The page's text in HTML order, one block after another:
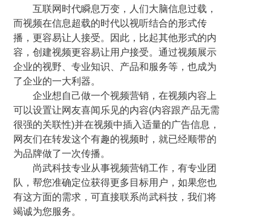
互联网时代瞬息万变，人们大脑信息过载，
而视频在信息超载的时代以视听结合的形式传
播，更容易让人接受。因此，比起其他形式的内
容，创建视频更容易让用户接受。通过视频展示
企业的视野、专业知识、产品和服务等，也成为
了企业的一大利器。
企业想自己做一个视频营销，在视频内容上
可以设置让网友喜闻乐见的内容(内容跟产品无需
很强的关联性)并在视频中插入适量的广告信息，
网友们在转发这个有趣的视频时，就已经顺带的
为品牌做了一次传播。
尚武科技专业从事视频营销工作，有专业团
队，帮您准确定位获得更多目标用户，如果您也
有这方面的需求，可直接联系尚武科技，我们将
竭诚为您服务。